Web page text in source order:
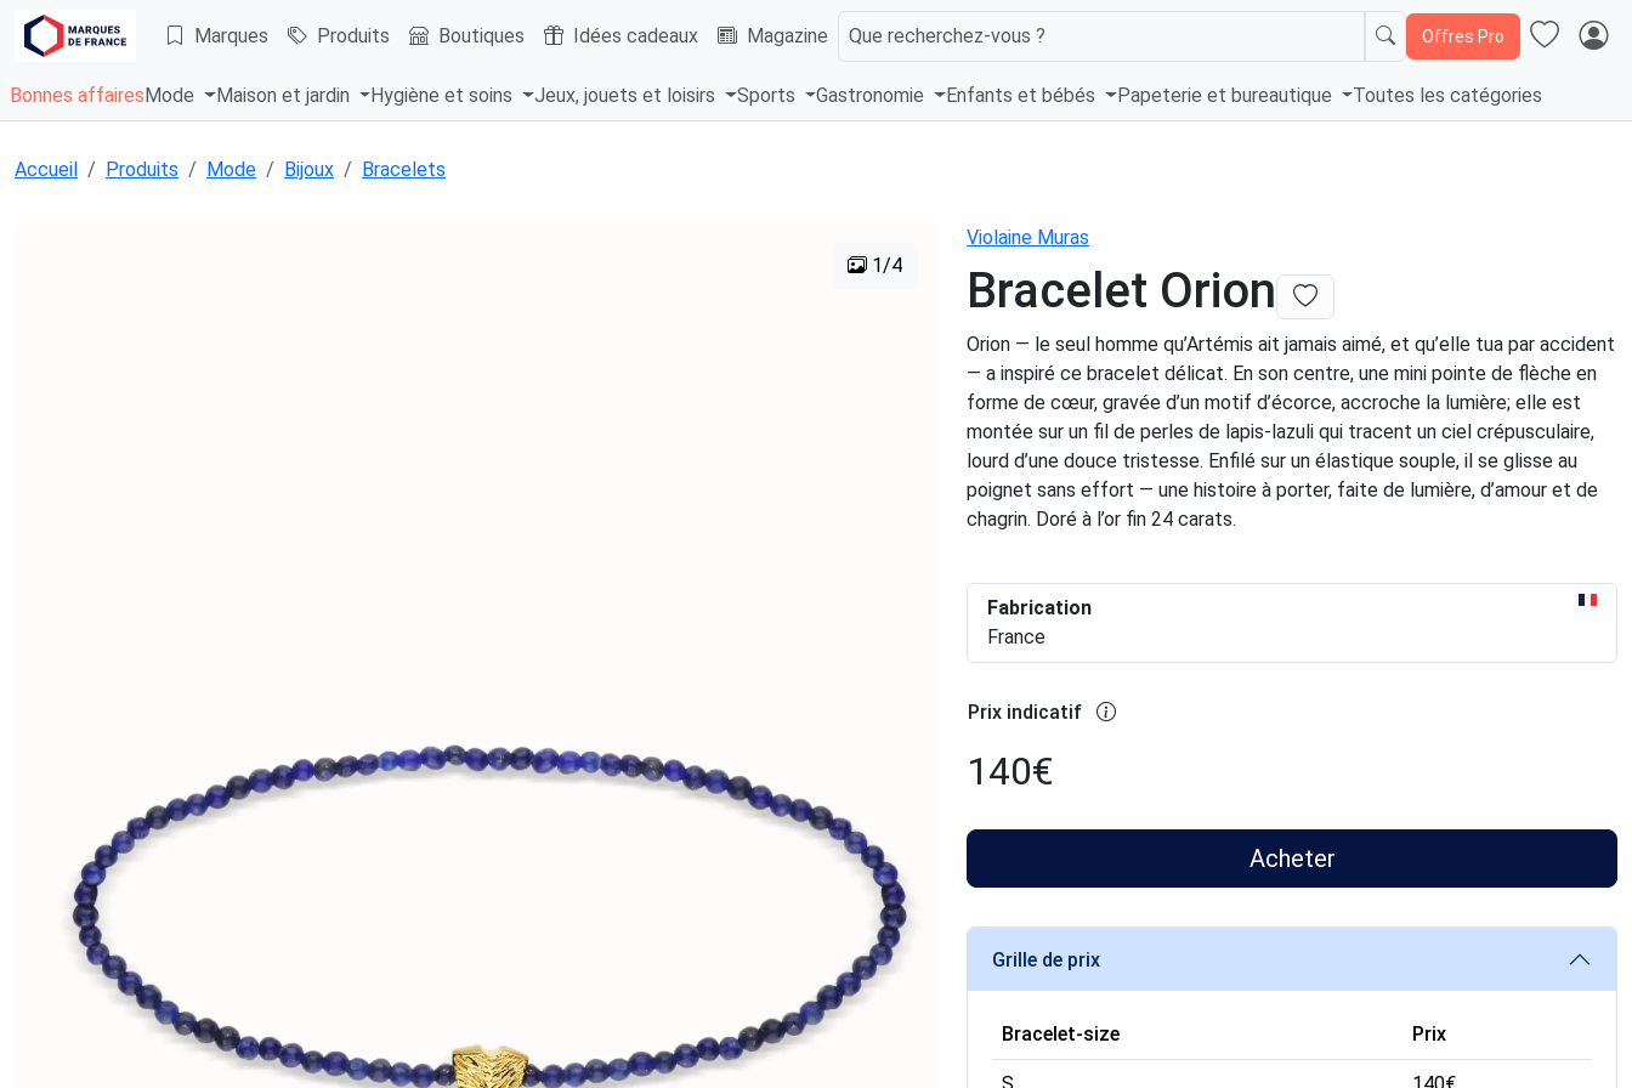
Marques Produits Boutiques Idées cadeaux Magazine Que recherchez-vous ? Offres Pro
Bonnes affaires Mode Maison et jardin Hygiène et soins Jeux, jouets et loisirs Sports Gastronomie Enfants et bébés Papeterie et bureautique Toutes les catégories
Accueil Produits Mode Bijoux Bracelets
1/4
Violaine Muras
Bracelet Orion
Orion — le seul homme qu’Artémis ait jamais aimé, et qu’elle tua par accident
— a inspiré ce bracelet délicat. En son centre, une mini pointe de flèche en
forme de cœur, gravée d’un motif d’écorce, accroche la lumière; elle est
montée sur un fil de perles de lapis-lazuli qui tracent un ciel crépusculaire,
lourd d’une douce tristesse. Enfilé sur un élastique souple, il se glisse au
poignet sans effort — une histoire à porter, faite de lumière, d’amour et de
chagrin. Doré à l’or fin 24 carats.
Fabrication
France
Prix indicatif
140€
Acheter
Grille de prix
Bracelet-size Prix